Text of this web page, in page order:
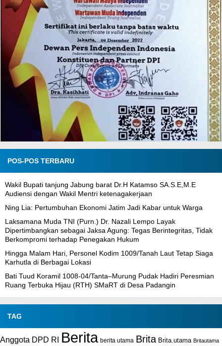
POS-POS TERBARU
Wakil Bupati tanjung Jabung barat Dr.H Katamso SA.S.E,M.E
Audiensi dengan Wakil Mentri ketenagakerjaan
Ning Lia: Pertumbuhan Ekonomi Jatim Jadi Kabar untuk Warga
Laksamana Muda TNI (Purn.) Dr. Nazali Lempo Layak
Dipertimbangkan sebagai Jaksa Agung: Tegas Berintegritas, Tidak
Berkompromi terhadap Penegakan Hukum
Hingga Malam Hari, Personel Kodim 1009/Tanah Laut Tetap Siaga
Karhutla di Berbagai Lokasi
Bati Tuud Koramil 1008-04/Tanta–Murung Pudak Hadiri Peresmian
Ruang Terbuka Hijau (RTH) SMaRT di Desa Padangin
TAG
Anggota DPD RI Berita berita utama Brita Brita.utama Britautama